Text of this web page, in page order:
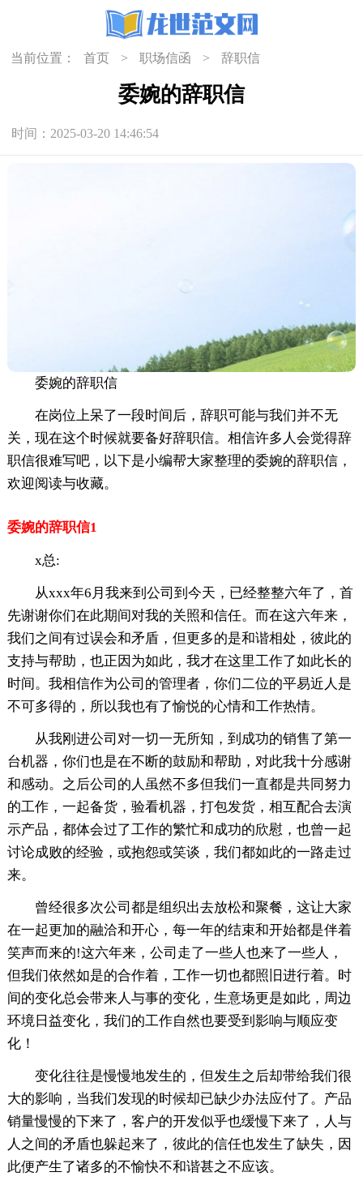
当前位置： 首页 > 职场信函 > 辞职信
委婉的辞职信
时间：2025-03-20 14:46:54
委婉的辞职信
在岗位上呆了一段时间后，辞职可能与我们并不无
关，现在这个时候就要备好辞职信。相信许多人会觉得辞
职信很难写吧，以下是小编帮大家整理的委婉的辞职信，
欢迎阅读与收藏。
委婉的辞职信1
x总:
从xxx年6月我来到公司到今天，已经整整六年了，首
先谢谢你们在此期间对我的关照和信任。而在这六年来，
我们之间有过误会和矛盾，但更多的是和谐相处，彼此的
支持与帮助，也正因为如此，我才在这里工作了如此长的
时间。我相信作为公司的管理者，你们二位的平易近人是
不可多得的，所以我也有了愉悦的心情和工作热情。
从我刚进公司对一切一无所知，到成功的销售了第一
台机器，你们也是在不断的鼓励和帮助，对此我十分感谢
和感动。之后公司的人虽然不多但我们一直都是共同努力
的工作，一起备货，验看机器，打包发货，相互配合去演
示产品，都体会过了工作的繁忙和成功的欣慰，也曾一起
讨论成败的经验，或抱怨或笑谈，我们都如此的一路走过
来。
曾经很多次公司都是组织出去放松和聚餐，这让大家
在一起更加的融洽和开心，每一年的结束和开始都是伴着
笑声而来的!这六年来，公司走了一些人也来了一些人，
但我们依然如是的合作着，工作一切也都照旧进行着。时
间的变化总会带来人与事的变化，生意场更是如此，周边
环境日益变化，我们的工作自然也要受到影响与顺应变
化！
变化往往是慢慢地发生的，但发生之后却带给我们很
大的影响，当我们发现的时候却已缺少办法应付了。产品
销量慢慢的下来了，客户的开发似乎也缓慢下来了，人与
人之间的矛盾也躲起来了，彼此的信任也发生了缺失，因
此便产生了诸多的不愉快不和谐甚之不应该。